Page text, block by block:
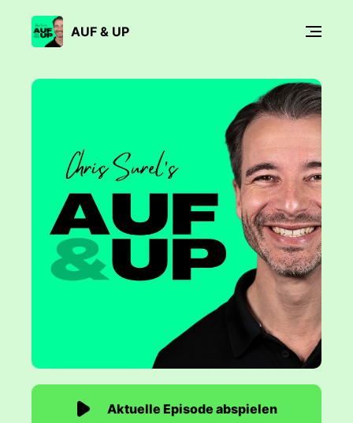
AUF & UP
Aktuelle Episode abspielen